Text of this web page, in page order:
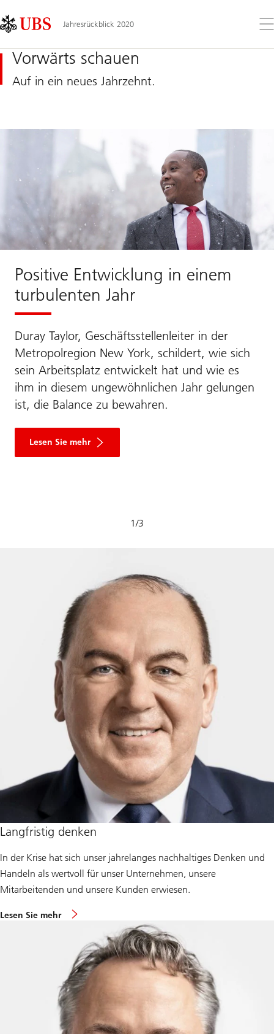
Links
Area
Jahresrückblick 2020
Sie
Vorwärts schauen
Auf in ein neues Jahrzehnt.
Positive Entwicklung in einem
turbulenten Jahr
Duray Taylor, Geschäftsstellenleiter in der
Metropolregion New York, schildert, wie sich
sein Arbeitsplatz entwickelt hat und wie es
ihm in diesem ungewöhnlichen Jahr gelungen
ist, die Balance zu bewahren.
Lesen Sie mehr
1/3
Langfristig denken
In der Krise hat sich unser jahrelanges nachhaltiges Denken und
Handeln als wertvoll für unser Unternehmen, unsere
Mitarbeitenden und unsere Kunden erwiesen.
Lesen Sie mehr